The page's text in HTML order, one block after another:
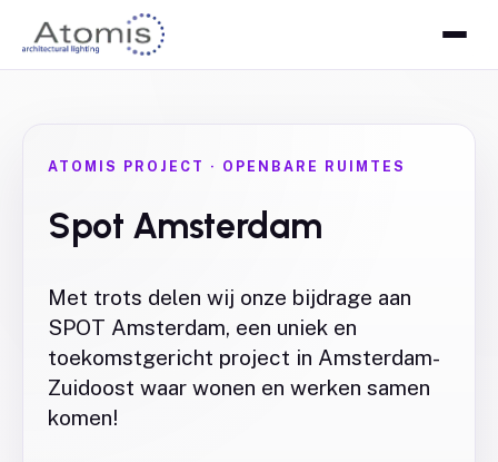
ATOMIS PROJECT · OPENBARE RUIMTES
Spot Amsterdam
Met trots delen wij onze bijdrage aan
SPOT Amsterdam, een uniek en
toekomstgericht project in Amsterdam-
Zuidoost waar wonen en werken samen
komen!